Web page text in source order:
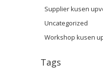
Supplier kusen
Uncategorized
Workshop kusen
Tags